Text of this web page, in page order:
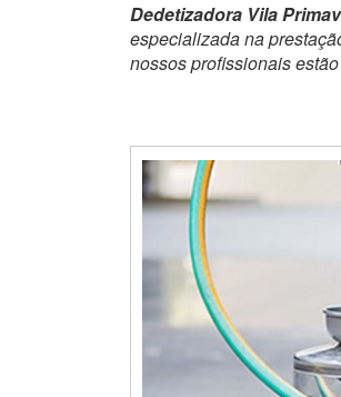
Dedetizadora Vila
especializada na
nossos profissionais